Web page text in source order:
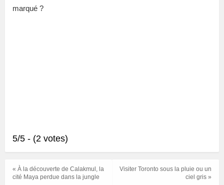
marqué ?
5/5 - (2 votes)
Visiter Toronto sous la pluie ou un
ciel gris »
« À la découverte de Calakmul, la
cité Maya perdue dans la jungle